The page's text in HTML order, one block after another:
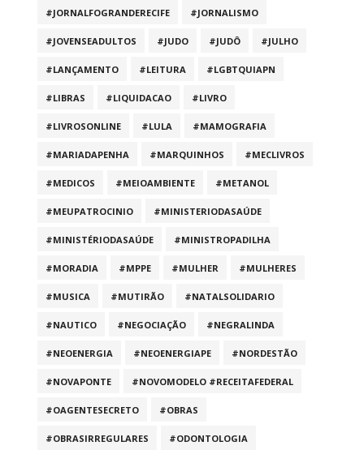
#JORNALFOGRANDERECIFE #JORNALISMO
#JOVENSEADULTOS #JUDO #JUDÔ #JULHO
#LANÇAMENTO #LEITURA #LGBTQUIAPN
#LIBRAS #LIQUIDACAO #LIVRO
#LIVROSONLINE #LULA #MAMOGRAFIA
#MARIADAPENHA #MARQUINHOS #MECLIVROS
#MEDICOS #MEIOAMBIENTE #METANOL
#MEUPATROCINIO #MINISTERIODASAÚDE
#MINISTÉRIODASAÚDE #MINISTROPADILHA
#MORADIA #MPPE #MULHER #MULHERES
#MUSICA #MUTIRÃO #NATALSOLIDARIO
#NAUTICO #NEGOCIAÇÃO #NEGRALINDA
#NEOENERGIA #NEOENERGIAPE #NORDESTÃO
#NOVAPONTE #NOVOMODELO #RECEITAFEDERAL
#OAGENTESECRETO #OBRAS
#OBRASIRREGULARES #ODONTOLOGIA